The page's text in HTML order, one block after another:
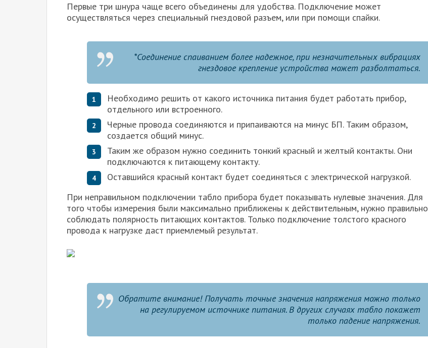
Первые три шнура чаще всего объединены для удобства. Подключение может
осуществляться через специальный гнездовой разъем, или при помощи спайки.
*Соединение спаиванием более надежное, при незначительных вибрациях
гнездовое крепление устройства может разболтаться.
Необходимо решить от какого источника питания будет работать прибор,
отдельного или встроенного.
Черные провода соединяются и припаиваются на минус БП. Таким образом,
создается общий минус.
Таким же образом нужно соединить тонкий красный и желтый контакты. Они
подключаются к питающему контакту.
Оставшийся красный контакт будет соединяться с электрической нагрузкой.
При неправильном подключении табло прибора будет показывать нулевые значения. Для
того чтобы измерения были максимально приближены к действительным, нужно правильно
соблюдать полярность питающих контактов. Только подключение толстого красного
провода к нагрузке даст приемлемый результат.
Обратите внимание! Получать точные значения напряжения можно только
на регулируемом источнике питания. В других случаях табло покажет
только падение напряжения.